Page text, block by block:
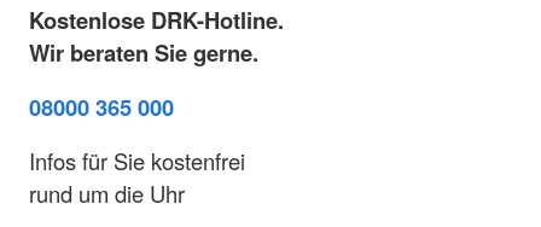
Kostenlose DRK-Hotline.
Wir beraten Sie gerne.
08000 365 000
Infos für Sie kostenfrei
rund um die Uhr